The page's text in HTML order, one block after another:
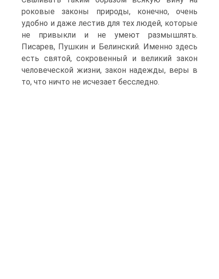
роковые законы природы, конечно, очень
удобно и даже лестив для тех людей, которые
не привыкли и не умеют размышлять.
Писарев, Пушкин и Белинский. Именно здесь
есть святой, сокровенный и великий закон
человеческой жизни, закон надежды, веры в
то, что ничто не исчезает бесследно.